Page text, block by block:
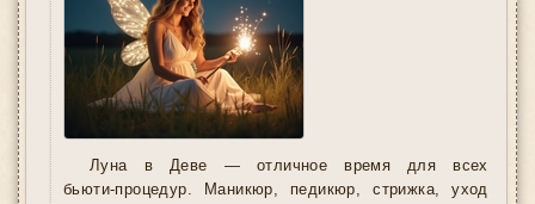
Луна в Деве — отличное время для всех
бьюти-процедур. Маникюр, педикюр, стрижка, уход